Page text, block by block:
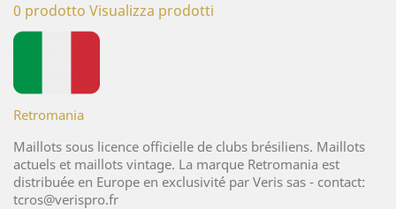
0 prodotto Visualizza prodotti
Retromania
Maillots sous licence officielle de clubs brésiliens. Maillots
actuels et maillots vintage. La marque Retromania est
distribuée en Europe en exclusivité par Veris sas - contact:
tcros@verispro.fr